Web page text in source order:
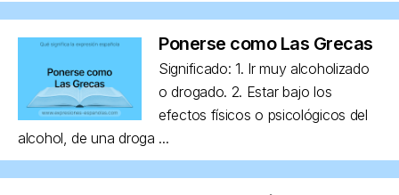
Ponerse como Las Grecas
Significado: 1. Ir muy alcoholizado
o drogado. 2. Estar bajo los
efectos físicos o psicológicos del
alcohol, de una droga ...